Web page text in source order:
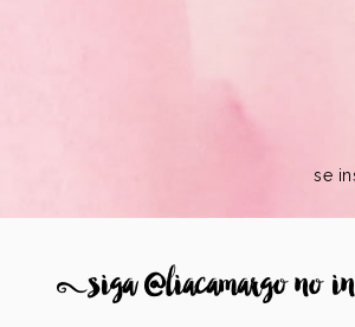
se
8siga @liacamargo no